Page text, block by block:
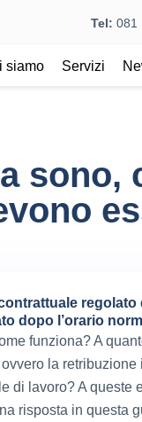
Tel: 081
siamo Servizi
sono,
regolato
dopo l’orario
funziona? A
la retribuzione
di lavoro? A queste
risposta in questa